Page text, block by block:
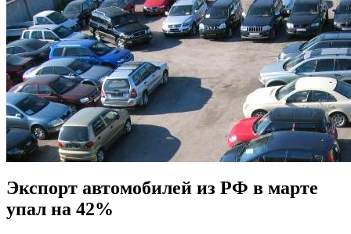
Экспорт автомобилей из РФ в марте
упал на 42%